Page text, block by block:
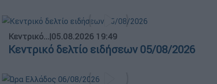
Κεντρικό...|05.08.2026 19:49
Κεντρικό δελτίο ειδήσεων 05/08/2026